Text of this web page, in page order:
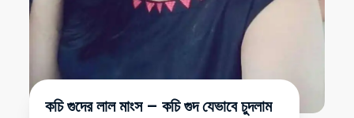
কচি গুদের লাল মাংস – কচি গুদ যেভাবে চুদলাম